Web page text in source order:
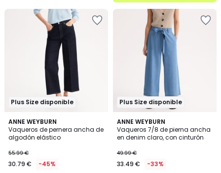
Plus Size disponible
ANNE WEYBURN
Vaqueros de pernera ancha de
algodón elástico
55.99 €
30.79 € -45%
4,7
/ 5
2
Colores
Plus Size disponible
ANNE WEYBURN
Vaqueros 7/8 de pierna ancha
en denim claro, con cinturón
49.99 €
33.49 € -33%
4
/
5